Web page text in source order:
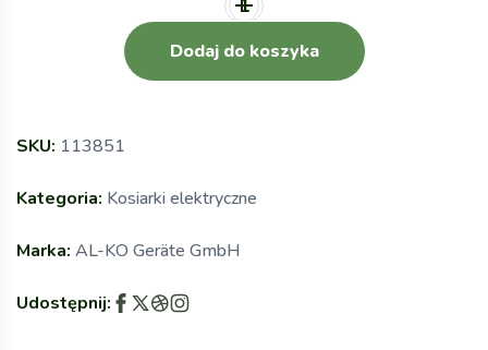
Dodaj do koszyka
SKU: 113851
Kategoria: Kosiarki elektryczne
Marka: AL-KO Geräte GmbH
Udostępnij: